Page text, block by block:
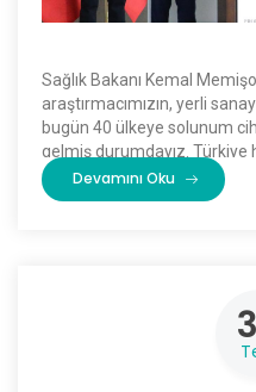
Sağlık Bakanı Kemal
araştırmacımızın, yerli
bugün 40 ülkeye solunum
gelmiş durumdayız.
de milli sağlık sanayisinin
dedi. […]
Devamını Oku